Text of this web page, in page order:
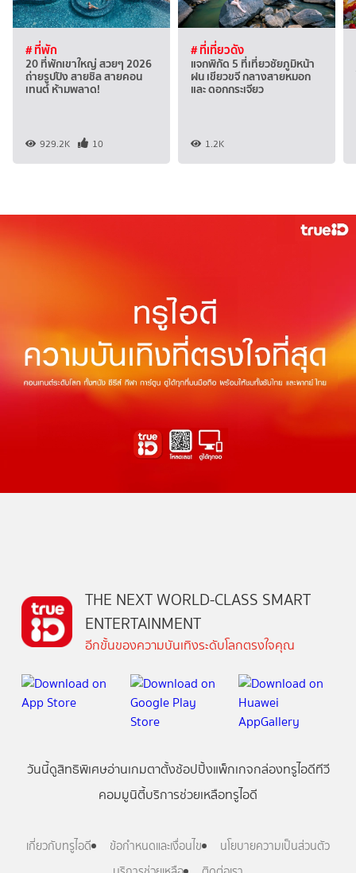
# ที่พัก
20 ที่พักเขาใหญ่ สวยๆ 2026
ถ่ายรูปปัง สายชิล สายคอน
เทนต์ ห้ามพลาด!
929.2K 10
# ที่เที่ยวดัง
แจกพิกัด 5 ที่เที่ยวชัยภูมิหน้า
ฝน เขียวขจี กลางสายหมอก
และ ดอกกระเจียว
1.2K
THE NEXT WORLD-CLASS SMART
ENTERTAINMENT
อีกขั้นของความบันเทิงระดับโลกตรงใจคุณ
วันนี้ดูสิทธิพิเศษอ่านเกมตาตั้งช้อปปิ้งแพ็กเกจกล่องทรูไอดีทีวี
คอมมูนิตี้บริการช่วยเหลือทรูไอดี
เกี่ยวกับทรูไอดี ข้อกำหนดและเงื่อนไข
นโยบายความเป็นส่วนตัว